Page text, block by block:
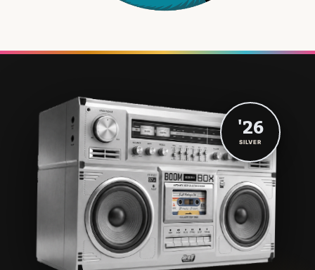
'26
SILVER